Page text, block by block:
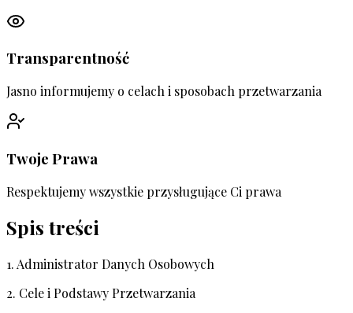
Transparentność
Jasno informujemy o celach i sposobach przetwarzania
Twoje Prawa
Respektujemy wszystkie przysługujące Ci prawa
Spis treści
1. Administrator Danych Osobowych
2. Cele i Podstawy Przetwarzania